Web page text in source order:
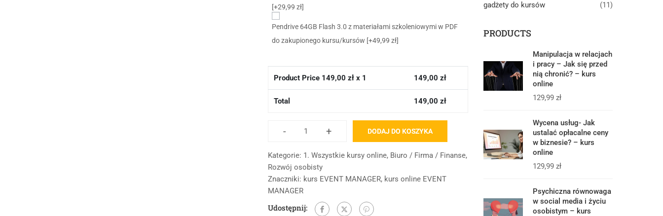
[+29,99 zł]
Pendrive 64GB Flash 3.0 z materiałami szkoleniowymi w PDF
do zakupionego kursu/kursów [+49,99 zł]
Product Price 149,00 zł x 1 149,00 zł
Total 149,00 zł
- + DODAJ DO KOSZYKA
Kategorie: 1. Wszystkie kursy online, Biuro / Firma / Finanse,
Rozwój osobisty
Znaczniki: kurs EVENT MANAGER, kurs online EVENT
MANAGER
Udostępnij:
gadżety do kursów
(11)
PRODUCTS
Manipulacja w relacjach
i pracy – Jak się przed
nią chronić? – kurs
online
129,99 zł
Wycena usług- Jak
ustalać opłacalne ceny
w biznesie? – kurs
online
129,99 zł
Psychiczna równowaga
w social media i życiu
osobistym – kurs